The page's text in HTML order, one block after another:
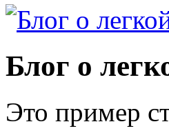
Блог о
Это пример